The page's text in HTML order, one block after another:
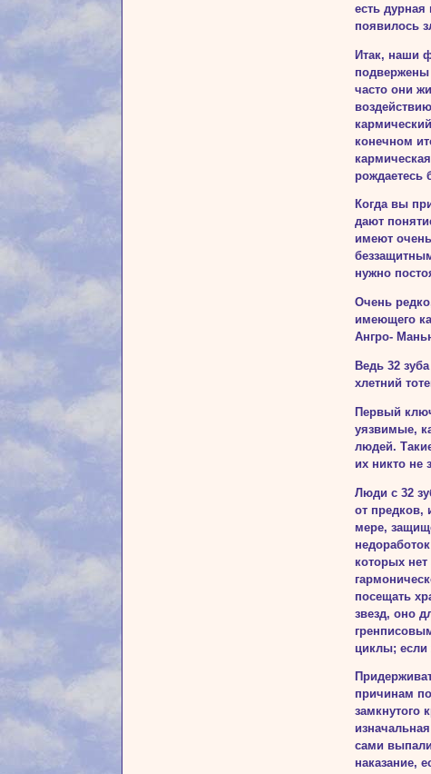
есть
появилось
Итак, наши
подвержены
часто они
конечном
рождаетесь
Когда вы
дают
имеют
нужно
Очень
имеющего
Ангро-
Ведь 32
хлетний
Первый
уязвимые,
людей.
их никто не
Люди с 32
от предков,
мере,
которых нет
посещать
звезд, оно
циклы; если
причинам
замкнутого
сами
наказание,